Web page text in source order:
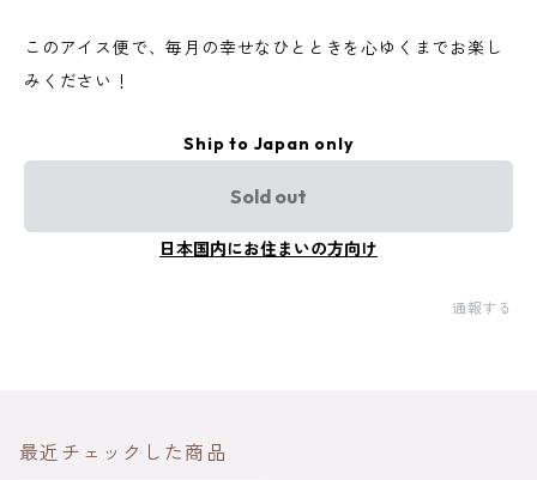
このアイス便で、毎月の幸せなひとときを心ゆくまでお楽し
みください！
Ship to Japan only
Sold out
日本国内にお住まいの方向け
通報する
最近チェックした商品